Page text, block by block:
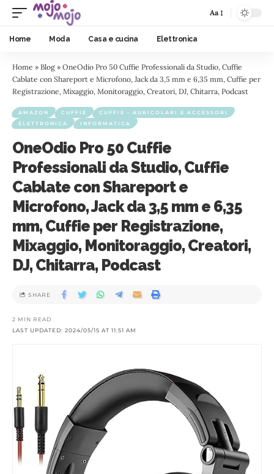
Aa
Home Moda Casa e cucina Elettronica
Home » Blog » OneOdio Pro 50 Cuffie Professionali da Studio, Cuffie
Cablate con Shareport e Microfono, Jack da 3,5 mm e 6,35 mm, Cuffie per
Registrazione, Mixaggio, Monitoraggio, Creatori, DJ, Chitarra, Podcast
AMAZON CUFFIE
CUFFIE - AURICOLARI E ACCESSORI
ELETTRONICA
INFORMATICA
OneOdio Pro 50 Cuffie
Professionali da Studio, Cuffie
Cablate con Shareport e
Microfono, Jack da 3,5 mm e 6,35
mm, Cuffie per Registrazione,
Mixaggio, Monitoraggio, Creatori,
DJ, Chitarra, Podcast
LAST UPDATED: 2024/05/15 AT 11:51 AM
2 MIN READ
SHARE